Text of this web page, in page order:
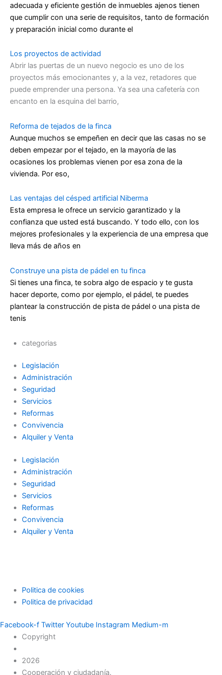
adecuada y eficiente gestión de inmuebles ajenos tienen
que cumplir con una serie de requisitos, tanto de formación
y preparación inicial como durante el
Los proyectos de actividad
Abrir las puertas de un nuevo negocio es uno de los
proyectos más emocionantes y, a la vez, retadores que
puede emprender una persona. Ya sea una cafetería con
encanto en la esquina del barrio,
Reforma de tejados de la finca
Aunque muchos se empeñen en decir que las casas no se
deben empezar por el tejado, en la mayoría de las
ocasiones los problemas vienen por esa zona de la
vivienda. Por eso,
Las ventajas del césped artificial Niberma
Esta empresa le ofrece un servicio garantizado y la
confianza que usted está buscando. Y todo ello, con los
mejores profesionales y la experiencia de una empresa que
lleva más de años en
Construye una pista de pádel en tu finca
Si tienes una finca, te sobra algo de espacio y te gusta
hacer deporte, como por ejemplo, el pádel, te puedes
plantear la construcción de pista de pádel o una pista de
tenis
categorias
Legislación
Administración
Seguridad
Servicios
Reformas
Convivencia
Alquiler y Venta
Legislación
Administración
Seguridad
Servicios
Reformas
Convivencia
Alquiler y Venta
Politica de cookies
Politica de privacidad
Facebook-f Twitter Youtube Instagram Medium-m
Copyright
2026
Cooperación y ciudadanía.